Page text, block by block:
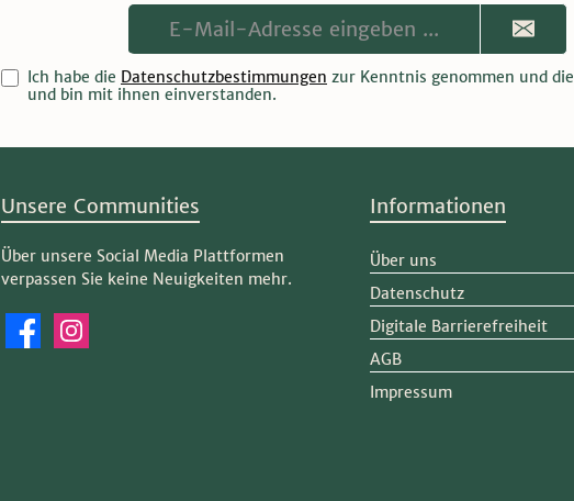
Mail-
Adresse**
Ich habe die Datenschutzbestimmungen zur Kenntnis genommen und die
und bin mit ihnen einverstanden.
Unsere Communities
Über unsere Social Media Plattformen
verpassen Sie keine Neuigkeiten mehr.
FacebookInstagram
Informationen
Über uns
Datenschutz
Digitale Barrierefreiheit
AGB
Impressum